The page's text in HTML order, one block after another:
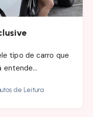
tipo de carro que
entende…
de Leitura